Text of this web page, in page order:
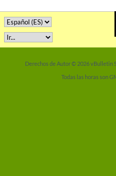
Derechos de Autor © 2026 vBulletin
Todas las horas son